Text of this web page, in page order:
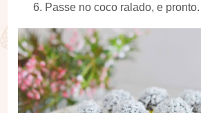
Passe no coco ralado, e pronto.